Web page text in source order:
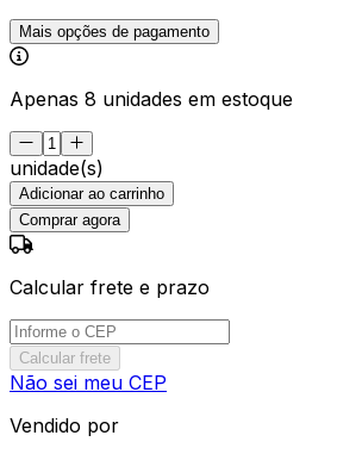
Mais opções de pagamento
Apenas 8 unidades em estoque
unidade(s)
Adicionar ao carrinho
Comprar agora
Calcular frete e prazo
Calcular frete
Não sei meu CEP
Vendido por